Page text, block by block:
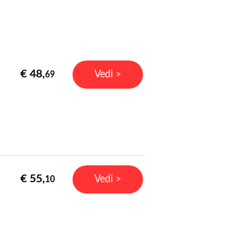
€ 48,69 Vedi >
€ 55,10 Vedi >